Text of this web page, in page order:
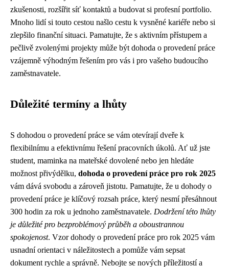
zkušenosti, rozšířit síť kontaktů a budovat si profesní portfolio.
Mnoho lidí si touto cestou našlo cestu k vysněné kariéře nebo si
zlepšilo finanční situaci. Pamatujte, že s aktivním přístupem a
pečlivě zvolenými projekty může být dohoda o provedení práce
vzájemně výhodným řešením pro vás i pro vašeho budoucího
zaměstnavatele.
Důležité termíny a lhůty
S dohodou o provedení práce se vám otevírají dveře k
flexibilnímu a efektivnímu řešení pracovních úkolů. Ať už jste
student, maminka na mateřské dovolené nebo jen hledáte
možnost přivýdělku, dohoda o provedení práce pro rok 2025
vám dává svobodu a zároveň jistotu. Pamatujte, že u dohody o
provedení práce je klíčový rozsah práce, který nesmí přesáhnout
300 hodin za rok u jednoho zaměstnavatele. Dodržení této lhůty
je důležité pro bezproblémový průběh a oboustrannou
spokojenost. Vzor dohody o provedení práce pro rok 2025 vám
usnadní orientaci v náležitostech a pomůže vám sepsat
dokument rychle a správně. Nebojte se nových příležitostí a